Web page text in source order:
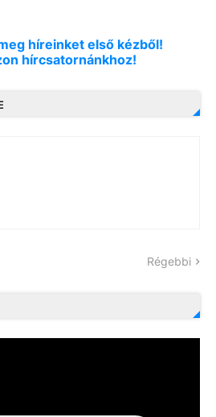
híreinket első kézből!
hírcsatornánkhoz!
Régebbi